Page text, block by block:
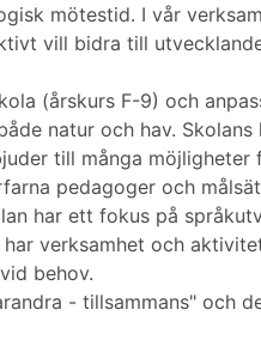
mötestid. I vår
vill bidra till
(årskurs F-9) och
natur och hav.
till många
pedagoger och
har ett fokus på
verksamhet och
behov.
- tillsammans" och